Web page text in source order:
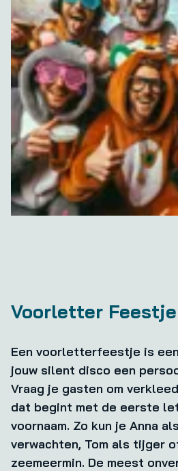
Voorletter Feestje
Een voorletterfeestje is
jouw silent disco een
Vraag je gasten om
dat begint met de eerste
voornaam. Zo kun je Anna
verwachten, Tom als tijger
zeemeermin. De meest